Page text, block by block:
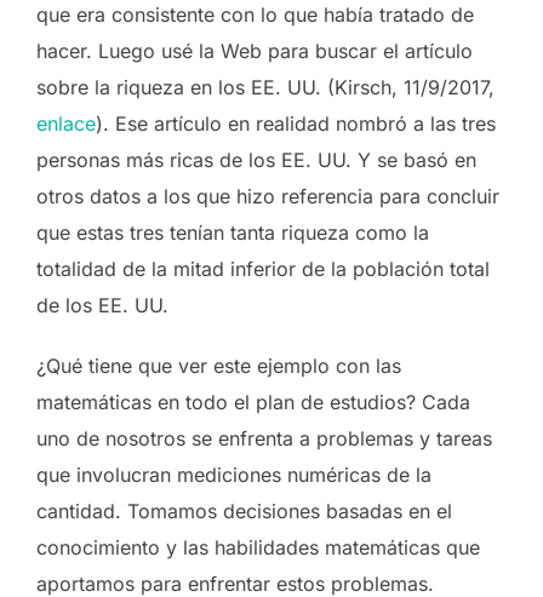
que era consistente con lo que había tratado de
hacer. Luego usé la Web para buscar el artículo
sobre la riqueza en los EE. UU. (Kirsch, 11/9/2017,
enlace). Ese artículo en realidad nombró a las tres
personas más ricas de los EE. UU. Y se basó en
otros datos a los que hizo referencia para concluir
que estas tres tenían tanta riqueza como la
totalidad de la mitad inferior de la población total
de los EE. UU.
¿Qué tiene que ver este ejemplo con las
matemáticas en todo el plan de estudios? Cada
uno de nosotros se enfrenta a problemas y tareas
que involucran mediciones numéricas de la
cantidad. Tomamos decisiones basadas en el
conocimiento y las habilidades matemáticas que
aportamos para enfrentar estos problemas.